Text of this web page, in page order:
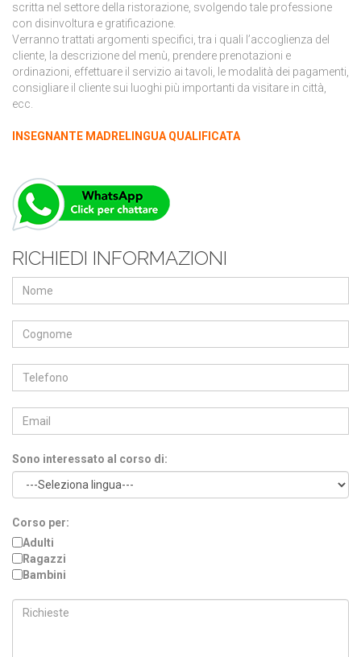
scritta nel settore della ristorazione, svolgendo tale professione
con disinvoltura e gratificazione.
Verranno trattati argomenti specifici, tra i quali l’accoglienza del
cliente, la descrizione del menù, prendere prenotazioni e
ordinazioni, effettuare il servizio ai tavoli, le modalità dei pagamenti,
consigliare il cliente sui luoghi più importanti da visitare in città,
ecc.
INSEGNANTE MADRELINGUA QUALIFICATA
RICHIEDI INFORMAZIONI
Sono interessato al corso di:
Corso per:
Adulti
Ragazzi
Bambini